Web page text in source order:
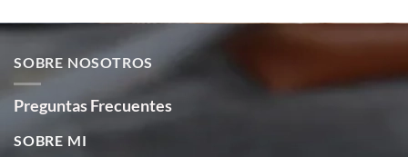
SOBRE NOSOTROS
Preguntas Frecuentes
SOBRE MI